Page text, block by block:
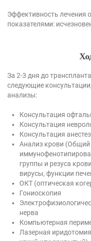
Эффективность лечения
показателями:
За 2-3 дня до
следующие
анализы:
Консультация
Консультация
Консультация
Анализ крови (Общий
группы и резуса
вирусы, функции
ОКТ (оптическая
Гониоскопия
нерва
Компьютерная
Лазерная